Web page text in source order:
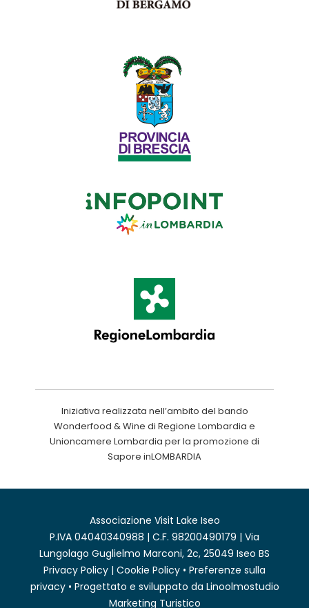
Iniziativa realizzata nell’ambito del bando
Wonderfood & Wine di Regione Lombardia e
Unioncamere Lombardia per la promozione di
Sapore inLOMBARDIA
Associazione Visit Lake Iseo
P.IVA 04040340988 | C.F. 98200490179 | Via
Lungolago Guglielmo Marconi, 2c, 25049 Iseo BS
Privacy Policy | Cookie Policy • Preferenze sulla
privacy• Progettato e sviluppato da Linoolmostudio
Marketing Turistico